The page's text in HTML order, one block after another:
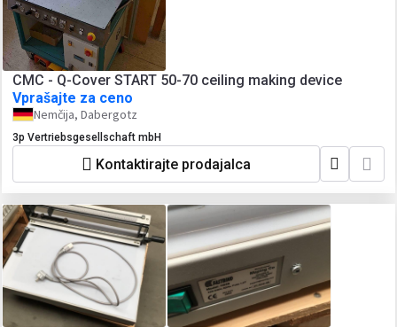
CMC - Q-Cover START 50-70 ceiling making device
Vprašajte za ceno
Nemčija, Dabergotz
3p Vertriebsgesellschaft mbH
Kontaktirajte prodajalca